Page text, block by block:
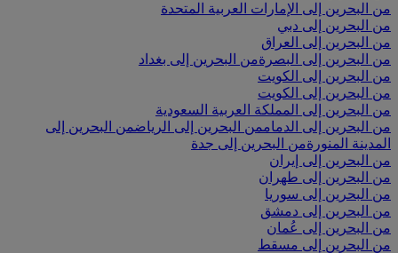
من البحرين إلى الإمارات العربية المتحدة
من البحرين إلى دبي
من البحرين إلى العراق
من البحرين إلى البصرةمن البحرين إلى بغداد
من البحرين إلى الكويت
من البحرين إلى الكويت
من البحرين إلى المملكة العربية السعودية
من البحرين إلى الدماممن البحرين إلى الرياضمن البحرين إلى
المدينة المنورةمن البحرين إلى جدة
من البحرين إلى إيران
من البحرين إلى طهران
من البحرين إلى سوريا
من البحرين إلى دمشق
من البحرين إلى عُمان
من البحرين إلى مسقط